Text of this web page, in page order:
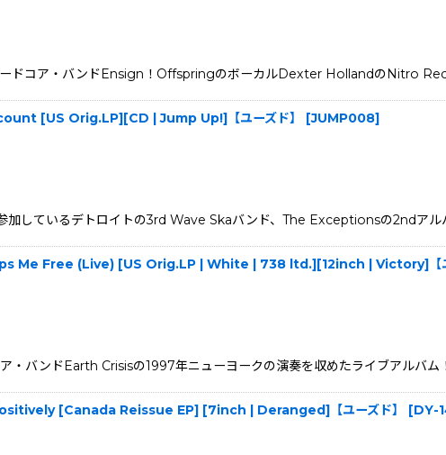
ードコア・バンドEnsign！OffspringのボーカルDexter HollandのNitro
[US Orig.LP][CD | Jump Up!]【ユーズド】 [JUMP008]
加しているデトロイトの3rd Wave Skaバンド、The Exceptionsの2ndア
Free (Live) [US Orig.LP | White | 738 ltd.][12inch | Victory]【ユ
・バンドEarth Crisisの1997年ニューヨークの演奏を収めたライブアルバ
[Canada Reissue EP] [7inch | Deranged]【ユーズド】 [DY-